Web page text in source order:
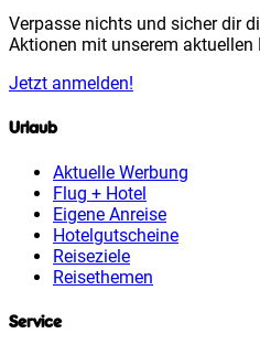
Verpasse nichts und sicher dir
Aktionen mit unserem aktuellen
Jetzt anmelden!
Urlaub
Aktuelle Werbung
Flug + Hotel
Eigene Anreise
Hotelgutscheine
Reiseziele
Reisethemen
Service